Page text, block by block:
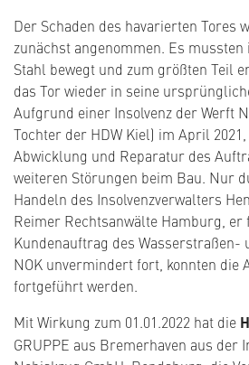
Der Schaden des havarierten Tores
zunächst angenommen. Es mussten
Stahl bewegt und zum größten Teil
das Tor wieder in seine
Aufgrund einer Insolvenz der Werft
Tochter der HDW Kiel) im April
Abwicklung und Reparatur des
weiteren Störungen beim Bau. Nur
Handeln des Insolvenzverwalters
Reimer Rechtsanwälte Hamburg, er
Kundenauftrag des Wasserstraßen-
NOK unvermindert fort, konnten die
fortgeführt werden.
Mit Wirkung zum 01.01.2022 hat die
GRUPPE aus Bremerhaven aus der